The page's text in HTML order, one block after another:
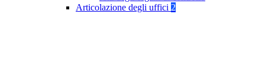
Articolazione degli uffici 2